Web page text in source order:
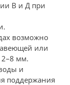
В и Д при
возможно
или
2–8 мм.
и
поддержания